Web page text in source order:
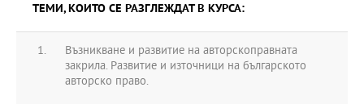
ТЕМИ, КОИТО СЕ РАЗГЛЕЖДАТ В КУРСА:
Възникване и развитие на авторскоправната
закрила. Развитие и източници на българското
авторско право.